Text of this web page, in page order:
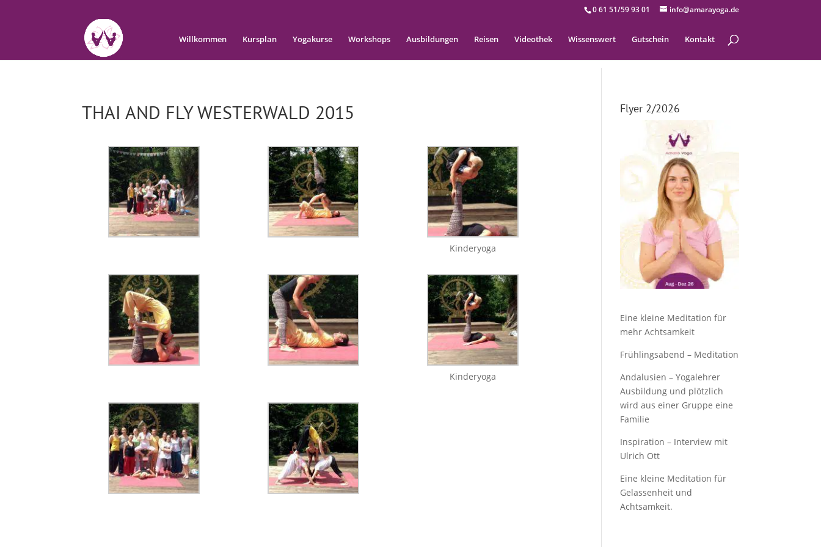
0 61 51/59 93 01 info@amarayoga.de
Willkommen Kursplan Yogakurse Workshops Ausbildungen Reisen Videothek Wissenswert Gutschein Kontakt
THAI AND FLY WESTERWALD 2015
Kinderyoga
Kinderyoga
Flyer 2/2026
Eine kleine Meditation für
mehr Achtsamkeit
Frühlingsabend – Meditation
Andalusien – Yogalehrer
Ausbildung und plötzlich
wird aus einer Gruppe eine
Familie
Inspiration – Interview mit
Ulrich Ott
Eine kleine Meditation für
Gelassenheit und
Achtsamkeit.